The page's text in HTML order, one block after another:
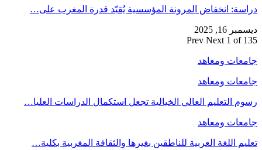
دراسة: انخفاض المرونة المؤسسية يُقيّد قدرة المغرب على…
ديسمبر 16, 2025
Prev Next 1 of 135
جامعات ومعاهد
جامعات ومعاهد
رسوم التعليم العالي الخيالية تجعل استكمال الدراسات العليا…
جامعات ومعاهد
تعليم اللغة العربية للناطقين بغيرها والثقافة المغربية بكلية…